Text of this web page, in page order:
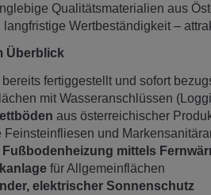
Qualitätsmaterialien aus
Wertbeständigkeit –
Überblick
bereits fertiggestellt und sofort
mit Wasseranschlüssen
aus österreichischer
Feinsteinfliesen und
Fußbodenheizung mittels
für Allgemeinflächen
elektrischer Sonnenschutz